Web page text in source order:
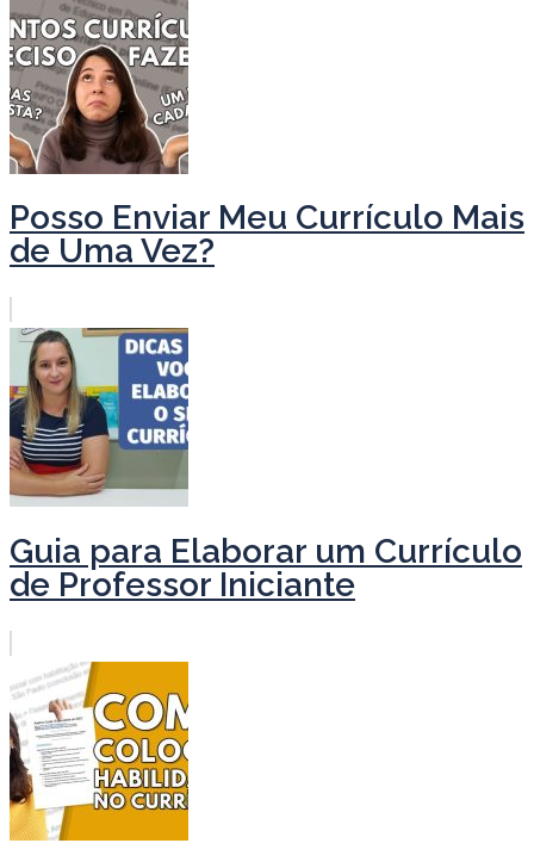
Posso Enviar Meu Currículo Mais
de Uma Vez?
Guia para Elaborar um Currículo
de Professor Iniciante